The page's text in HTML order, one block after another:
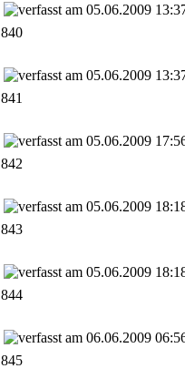
05.06.2009
840
05.06.2009
841
05.06.2009
842
05.06.2009
843
05.06.2009
844
06.06.2009
845